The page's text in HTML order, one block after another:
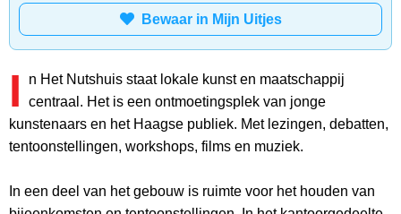
Bewaar in Mijn Uitjes
I
n Het Nutshuis staat lokale kunst en maatschappij
centraal. Het is een ontmoetingsplek van jonge
kunstenaars en het Haagse publiek. Met lezingen, debatten,
tentoonstellingen, workshops, films en muziek.
In een deel van het gebouw is ruimte voor het houden van